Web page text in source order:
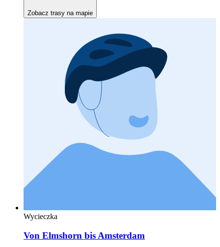
Zobacz trasy na mapie
Wycieczka
Von Elmshorn bis Amsterdam